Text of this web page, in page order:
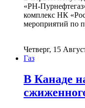
«РН-
комплекс НК
мероприятий по
Четверг, 15
Газ
В Канаде